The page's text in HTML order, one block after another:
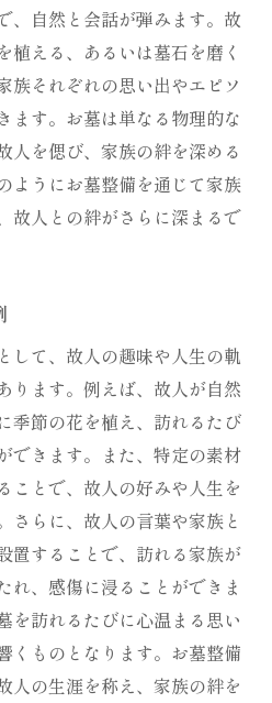
、自然と会話が弾みます。故
植える、あるいは墓石を磨く
族それぞれの思い出やエピソ
ます。お墓は単なる物理的な
人を偲び、家族の絆を深める
ようにお墓整備を通じて家族
故人との絆がさらに深まるで
して、故人の趣味や人生の軌
ります。例えば、故人が自然
季節の花を植え、訪れるたび
できます。また、特定の素材
ことで、故人の好みや人生を
さらに、故人の言葉や家族と
置することで、訪れる家族が
れ、感傷に浸ることができま
を訪れるたびに心温まる思い
くものとなります。お墓整備
人の生涯を称え、家族の絆を